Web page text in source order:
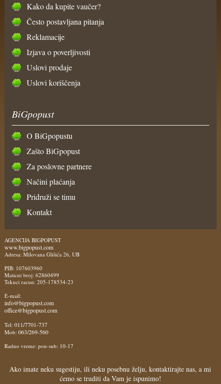
Kako da kupite vaučer?
Često postavljana pitanja
Reklamacije
Izjava o poverljivosti
Uslovi prodaje
Uslovi koriščenja
BiGpopust
O BiGpopustu
Zašto BiGpopust
Za poslovne partnere
Načini plaćanja
Pridruži se timu
Kontakt
AGENCIJA BIGPOPUST
www.bigpopust.com
Adresa: Milovana Glišića 26, UB
PIB: 107603960
Maticni broj: 62860499
Tekuci racun: 205-178534-23
E-mail:
info@bigpopust.com
office@bigpopust.com
Tel: 011/7701-737
Mob: 063/269-560
Radno vreme: pon-sub: 10-17
Ako imate neku sugestiju, ili neku posebnu želju, kontaktirajte nas, a mi
ćemo se truditi da Vam je ispunimo!